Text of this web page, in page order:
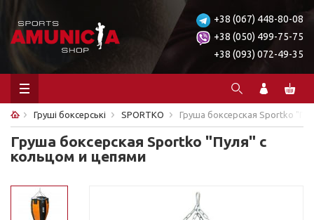
+38 (067) 448-80-08
+38 (050) 499-75-75
+38 (093) 072-49-35
Груші боксерські SPORTKO Груша боксерская Sportko
Груша боксерская Sportko "Пуля" с
кольцом и цепями